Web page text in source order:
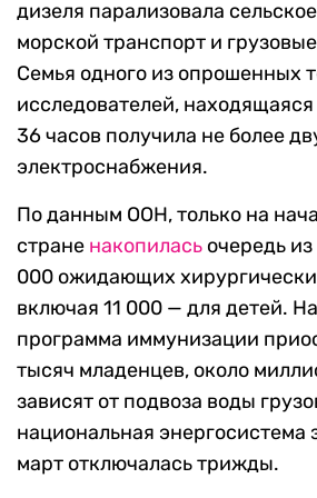
дизеля парализовала
морской транспорт и
Семья одного из опрошенных
исследователей, находящаяся
36 часов получила не более
электроснабжения.
По данным ООН, только на
стране накопилась очередь
000 ожидающих
включая 11 000 — для детей.
программа иммунизации
тысяч младенцев, около
зависят от подвоза воды
национальная энергосистема
март отключалась трижды.